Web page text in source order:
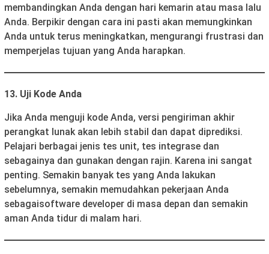
membandingkan Anda dengan hari kemarin atau masa lalu
Anda. Berpikir dengan cara ini pasti akan memungkinkan
Anda untuk terus meningkatkan, mengurangi frustrasi dan
memperjelas tujuan yang Anda harapkan.
13. Uji Kode Anda
Jika Anda menguji kode Anda, versi pengiriman akhir
perangkat lunak akan lebih stabil dan dapat diprediksi.
Pelajari berbagai jenis tes unit, tes integrase dan
sebagainya dan gunakan dengan rajin. Karena ini sangat
penting. Semakin banyak tes yang Anda lakukan
sebelumnya, semakin memudahkan pekerjaan Anda
sebagaisoftware developer di masa depan dan semakin
aman Anda tidur di malam hari.